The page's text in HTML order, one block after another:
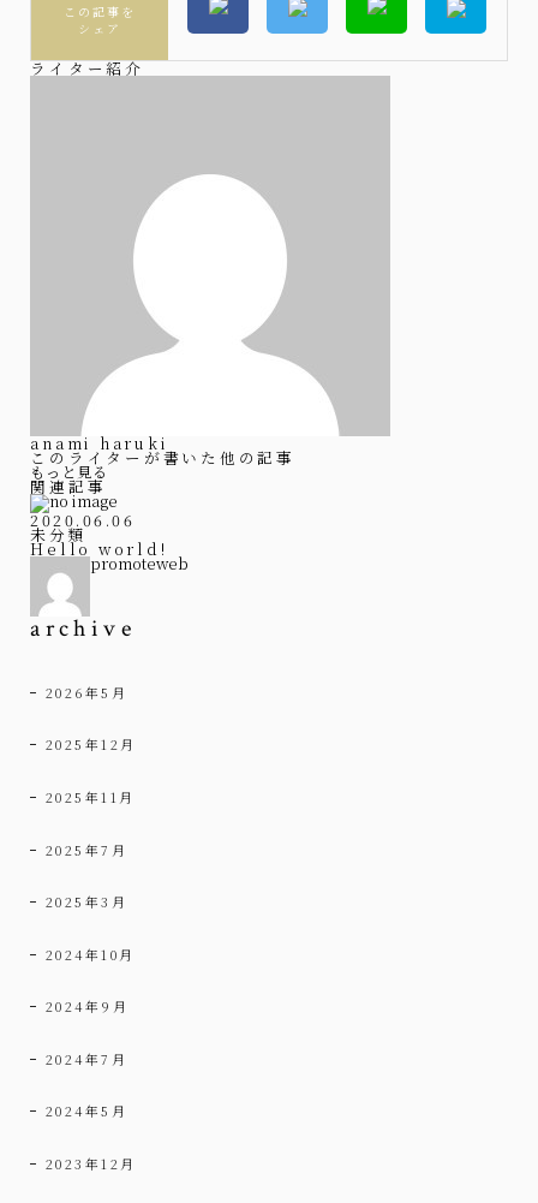
この記事を
シェア
ライター紹介
anami haruki
このライターが書いた他の記事
もっと見る
関連記事
2020.06.06
未分類
Hello world!
promoteweb
archive
2026年5月
2025年12月
2025年11月
2025年7月
2025年3月
2024年10月
2024年9月
2024年7月
2024年5月
2023年12月